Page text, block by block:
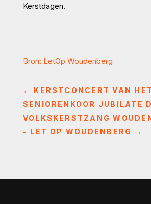
Kerstdagen.
Bron: LetOp Woudenberg
← KERSTCONCERT VAN HET
SENIORENKOOR JUBILATE
VOLKSKERSTZANG
- LET OP WOUDENBERG
→